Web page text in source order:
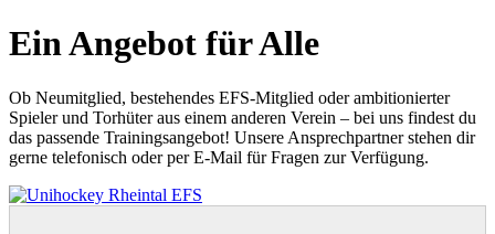
Ein Angebot für Alle
Ob Neumitglied, bestehendes EFS-Mitglied oder ambitionierter
Spieler und Torhüter aus einem anderen Verein – bei uns findest du
das passende Trainingsangebot! Unsere Ansprechpartner stehen dir
gerne telefonisch oder per E-Mail für Fragen zur Verfügung.